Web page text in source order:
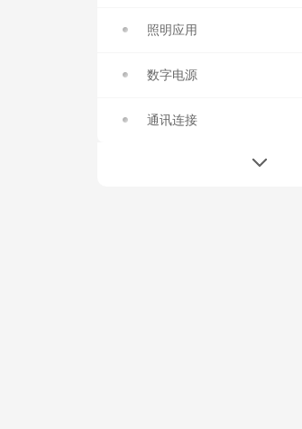
照明应用
数字电源
通讯连接